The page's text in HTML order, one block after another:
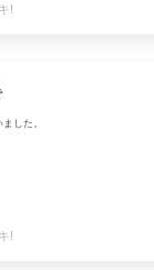
!
した。
!